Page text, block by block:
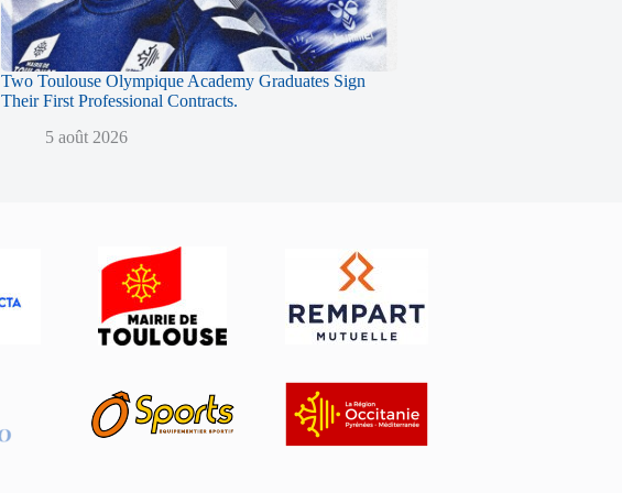
Two Toulouse Olympique Academy Graduates Sign
Their First Professional Contracts.
5 août 2026